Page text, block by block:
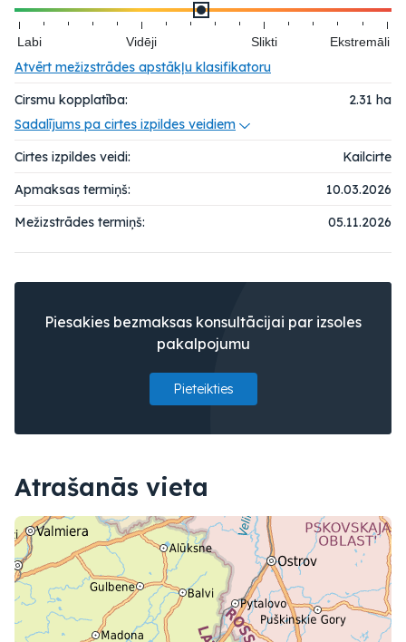
Labi Vidēji Slikti Ekstremāli
Atvērt mežizstrādes apstākļu klasifikatoru
Cirsmu kopplatība:
2.31 ha
Sadalījums pa cirtes izpildes veidiem
Cirtes izpildes veidi:
Kailcirte
Apmaksas termiņš:
10.03.2026
Mežizstrādes termiņš:
05.11.2026
Piesakies bezmaksas konsultācijai par izsoles
pakalpojumu
Pieteikties
Atrašanās vieta